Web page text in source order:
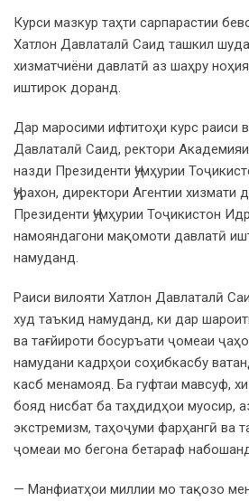
Курси мазкур таҳти сарпарастии
Хатлон Давлаталӣ Саид ташкил
хизматчиёни давлатӣ аз шаҳру
иштирок доранд.
Дар маросими ифтитоҳи курс раиси
Давлаталӣ Саид, ректори
назди Президенти Ҷумҳурии
Ҷурахон, директори Агентии хизмати
Президенти Ҷумҳурии Тоҷикистон
намояндагони мақомоти давлатӣ
намуданд.
Раиси вилояти Хатлон Давлаталӣ
худ таъкид намуданд, ки дар
ва тағйироти босуръати ҷомеаи
намудани кадрҳои соҳибкасбу
касб менамояд. Ба гуфтаи мавсуф,
бояд нисбат ба таҳдидҳои муосир,
экстремизм, таҳоҷуми фарҳангӣ ва
ҷомеаи мо бегона бетараф
— Манфиатҳои миллии мо тақозо